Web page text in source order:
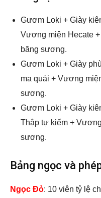
Gươm Loki + Giày
Vương miện Hecate
băng sương.
Gươm Loki + Giày
ma quái + Vương
sương.
Gươm Loki + Giày
Thập tự kiếm +
sương.
Bảng ngọc và
Ngọc Đỏ: 10 viên tỷ lệ